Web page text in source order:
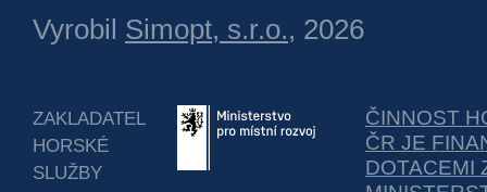
Vyrobil Simopt, s.r.o., 2026
ZAKLADATEL
HORSKÉ
SLUŽBY
ČINNOST
ČR JE
DOTACEMI